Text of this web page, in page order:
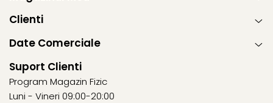
Clienti
Date Comerciale
Suport Clienti
Program Magazin Fizic
Luni - Vineri 09:00-20:00